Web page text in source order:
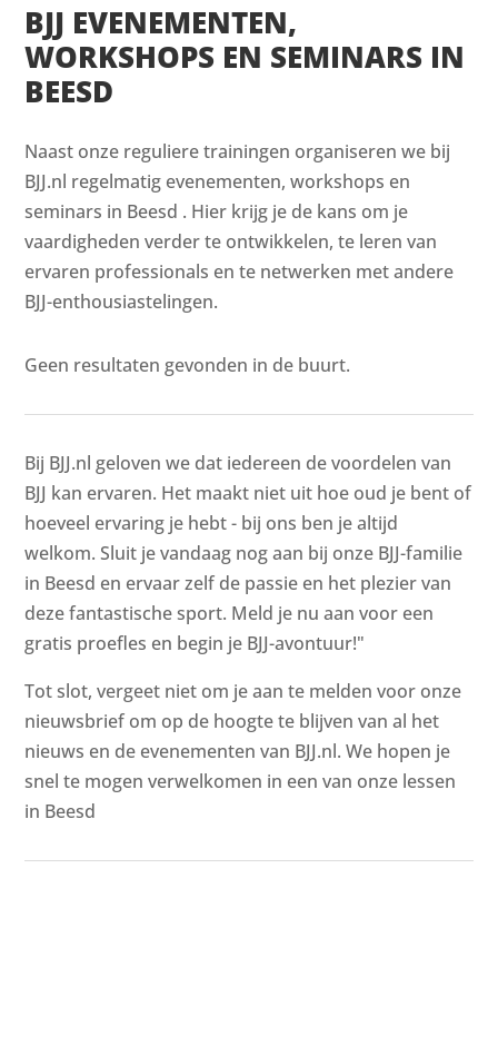
BJJ EVENEMENTEN,
WORKSHOPS EN SEMINARS IN
BEESD
Naast onze reguliere trainingen organiseren we bij
BJJ.nl regelmatig evenementen, workshops en
seminars in Beesd . Hier krijg je de kans om je
vaardigheden verder te ontwikkelen, te leren van
ervaren professionals en te netwerken met andere
BJJ-enthousiastelingen.
Geen resultaten gevonden in de buurt.
Bij BJJ.nl geloven we dat iedereen de voordelen van
BJJ kan ervaren. Het maakt niet uit hoe oud je bent of
hoeveel ervaring je hebt - bij ons ben je altijd
welkom. Sluit je vandaag nog aan bij onze BJJ-familie
in Beesd en ervaar zelf de passie en het plezier van
deze fantastische sport. Meld je nu aan voor een
gratis proefles en begin je BJJ-avontuur!"
Tot slot, vergeet niet om je aan te melden voor onze
nieuwsbrief om op de hoogte te blijven van al het
nieuws en de evenementen van BJJ.nl. We hopen je
snel te mogen verwelkomen in een van onze lessen
in Beesd